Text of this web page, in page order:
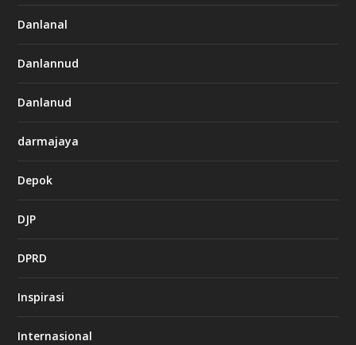
Danlanal
Danlannud
Danlanud
darmajaya
Depok
DJP
DPRD
Inspirasi
Internasional